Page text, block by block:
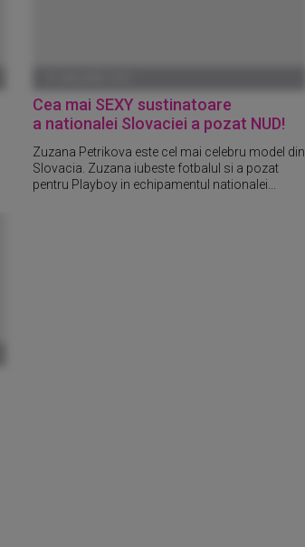
Cea mai SEXY sustinatoare
a nationalei Slovaciei a pozat NUD!
Zuzana Petrikova este cel mai celebru model din
Slovacia. Zuzana iubeste fotbalul si a pozat
pentru Playboy in echipamentul nationalei...